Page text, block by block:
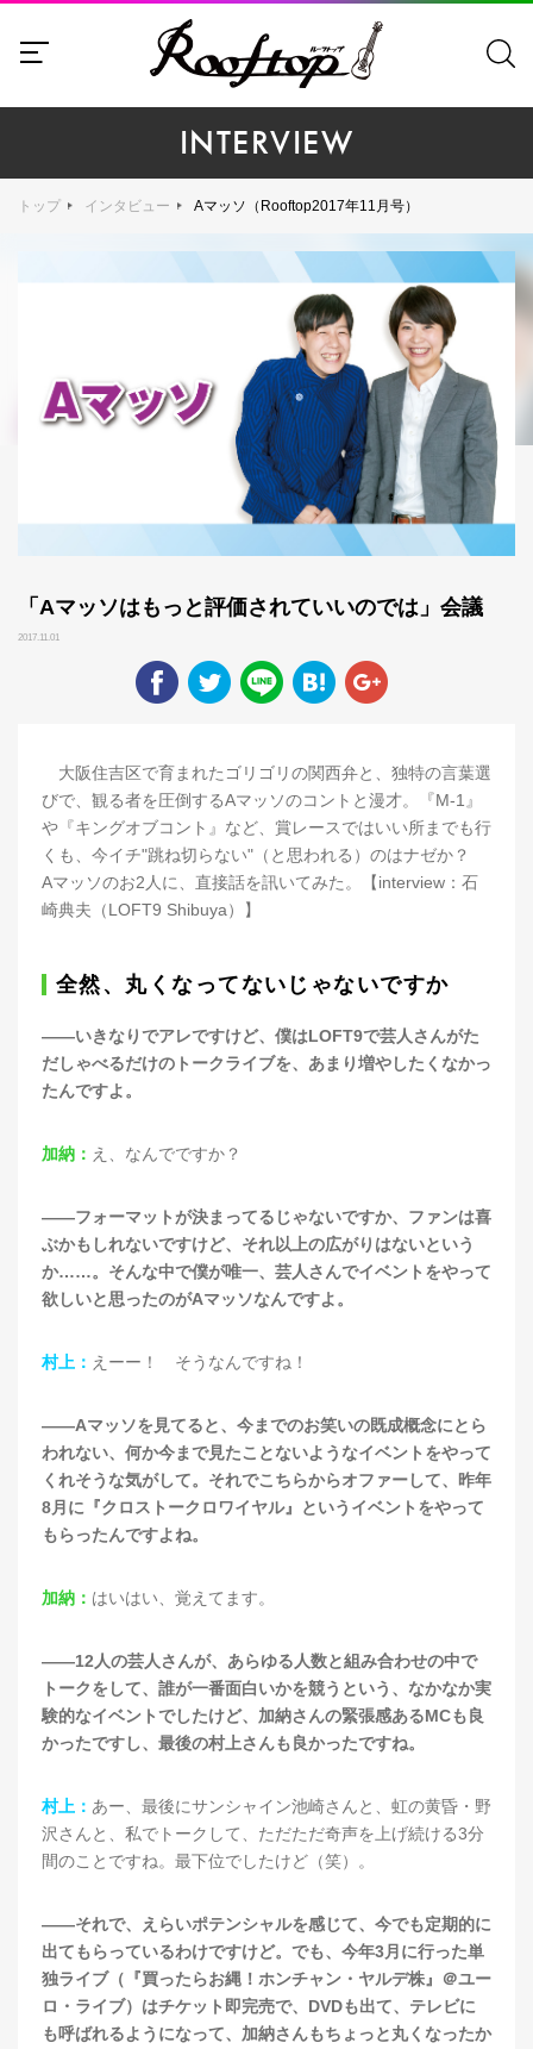
INTERVIEW
トップ インタビュー Aマッソ（Rooftop2017年11月号）
「Aマッソはもっと評価されていいのでは」会議
2017.11.01
大阪住吉区で育まれたゴリゴリの関西弁と、独特の言葉選
びで、観る者を圧倒するAマッソのコントと漫才。『M-1』
や『キングオブコント』など、賞レースではいい所までも行
くも、今イチ"跳ね切らない"（と思われる）のはナゼか？
Aマッソのお2人に、直接話を訊いてみた。【interview：石
崎典夫（LOFT9 Shibuya）】
全然、丸くなってないじゃないですか
——いきなりでアレですけど、僕はLOFT9で芸人さんがた
だしゃべるだけのトークライブを、あまり増やしたくなかっ
たんですよ。
加納： え、なんでですか？
——フォーマットが決まってるじゃないですか、ファンは喜
ぶかもしれないですけど、それ以上の広がりはないという
か……。そんな中で僕が唯一、芸人さんでイベントをやって
欲しいと思ったのがAマッソなんですよ。
村上： えーー！ そうなんですね！
——Aマッソを見てると、今までのお笑いの既成概念にとら
われない、何か今まで見たことないようなイベントをやって
くれそうな気がして。それでこちらからオファーして、昨年
8月に『クロストークロワイヤル』というイベントをやって
もらったんですよね。
加納： はいはい、覚えてます。
——12人の芸人さんが、あらゆる人数と組み合わせの中で
トークをして、誰が一番面白いかを競うという、なかなか実
験的なイベントでしたけど、加納さんの緊張感あるMCも良
かったですし、最後の村上さんも良かったですね。
村上： あー、最後にサンシャイン池崎さんと、虹の黄昏・野
沢さんと、私でトークして、ただただ奇声を上げ続ける3分
間のことですね。最下位でしたけど（笑）。
——それで、えらいポテンシャルを感じて、今でも定期的に
出てもらっているわけですけど。でも、今年3月に行った単
独ライブ（『買ったらお縄！ホンチャン・ヤルデ株』＠ユー
ロ・ライブ）はチケット即完売で、DVDも出て、テレビに
も呼ばれるようになって、加納さんもちょっと丸くなったか